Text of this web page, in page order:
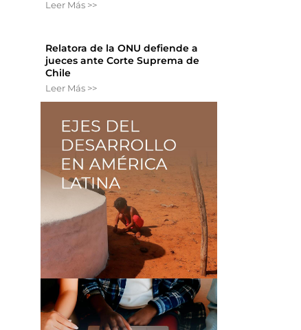
Leer Más >>
Relatora de la ONU defiende a
jueces ante Corte Suprema de
Chile
Leer Más >>